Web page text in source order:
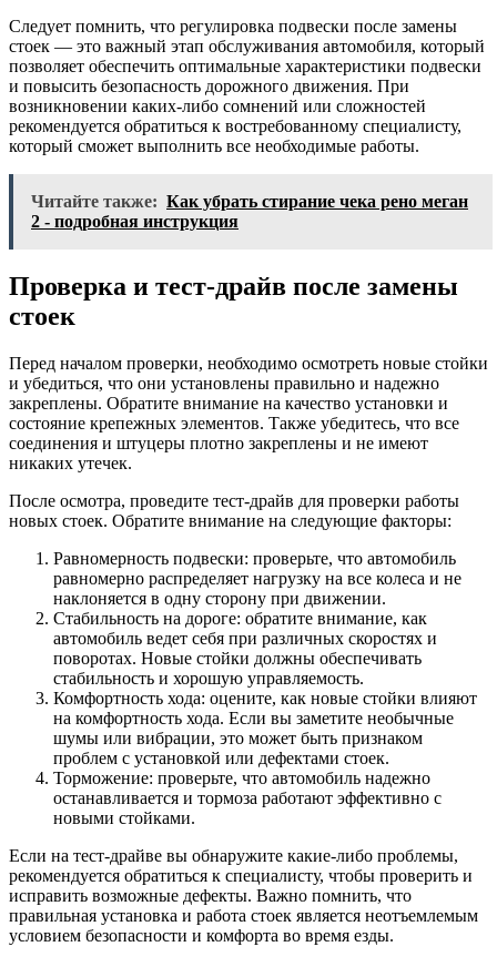
Следует помнить, что регулировка подвески после замены
стоек — это важный этап обслуживания автомобиля, который
позволяет обеспечить оптимальные характеристики подвески
и повысить безопасность дорожного движения. При
возникновении каких-либо сомнений или сложностей
рекомендуется обратиться к востребованному специалисту,
который сможет выполнить все необходимые работы.
Читайте также: Как убрать стирание чека рено меган
2 - подробная инструкция
Проверка и тест-драйв после замены
стоек
Перед началом проверки, необходимо осмотреть новые стойки
и убедиться, что они установлены правильно и надежно
закреплены. Обратите внимание на качество установки и
состояние крепежных элементов. Также убедитесь, что все
соединения и штуцеры плотно закреплены и не имеют
никаких утечек.
После осмотра, проведите тест-драйв для проверки работы
новых стоек. Обратите внимание на следующие факторы:
Равномерность подвески: проверьте, что автомобиль
равномерно распределяет нагрузку на все колеса и не
наклоняется в одну сторону при движении.
Стабильность на дороге: обратите внимание, как
автомобиль ведет себя при различных скоростях и
поворотах. Новые стойки должны обеспечивать
стабильность и хорошую управляемость.
Комфортность хода: оцените, как новые стойки влияют
на комфортность хода. Если вы заметите необычные
шумы или вибрации, это может быть признаком
проблем с установкой или дефектами стоек.
Торможение: проверьте, что автомобиль надежно
останавливается и тормоза работают эффективно с
новыми стойками.
Если на тест-драйве вы обнаружите какие-либо проблемы,
рекомендуется обратиться к специалисту, чтобы проверить и
исправить возможные дефекты. Важно помнить, что
правильная установка и работа стоек является неотъемлемым
условием безопасности и комфорта во время езды.